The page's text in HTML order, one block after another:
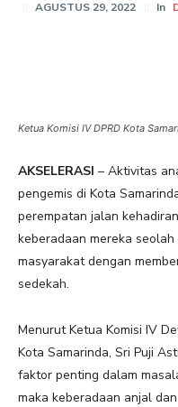
AGUSTUS 29, 2022 In
Ketua Komisi IV DPRD Kota
AKSELERASI – Aktivitas
pengemis di Kota
perempatan jalan
keberadaan mereka
masyarakat dengan
sedekah.
Menurut Ketua Komisi IV
Kota Samarinda, Sri Puji
faktor penting dalam
maka keberadaan anjal